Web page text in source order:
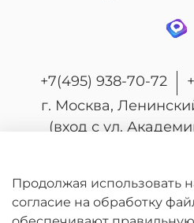
+7(495) 938-70-72
г. Москва,
(вход с ул.
© 2026 Любое
Продолжая использовать
согласие на обработку